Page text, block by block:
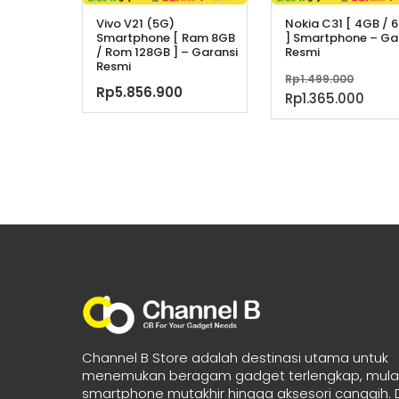
Vivo V21 (5G)
Smartphone [ Ram 8GB
/ Rom 128GB ] – Garansi
Resmi
Rp5.856.900
Nokia C31 [ 4GB /
] Smartphone –
Resmi
Rp1.499.000
aslinya
Rp1.365.000
saat
Channel B Store adalah destinasi utama untuk
menemukan beragam gadget terlengkap,
smartphone mutakhir hingga aksesori canggih.